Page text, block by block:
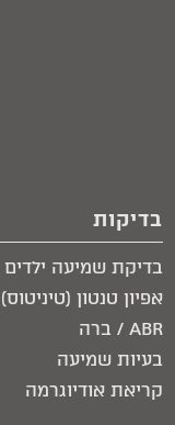
בדיקות
בדיקת שמיעה ילדים
אפיון טנטון (טיניטוס)
ABR / ברה
בעיות שמיעה
קריאת אודיוגרמה